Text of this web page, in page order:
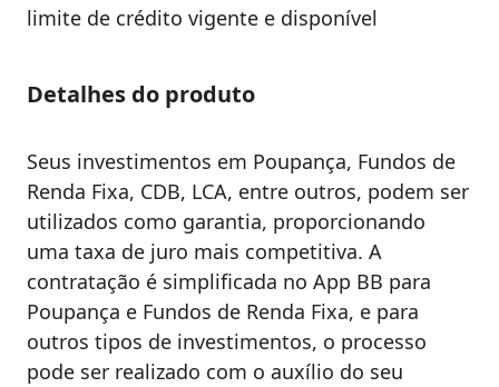
limite de crédito vigente e disponível
Detalhes do produto
Seus investimentos em Poupança, Fundos de
Renda Fixa, CDB, LCA, entre outros, podem ser
utilizados como garantia, proporcionando
uma taxa de juro mais competitiva. A
contratação é simplificada no App BB para
Poupança e Fundos de Renda Fixa, e para
outros tipos de investimentos, o processo
pode ser realizado com o auxílio do seu